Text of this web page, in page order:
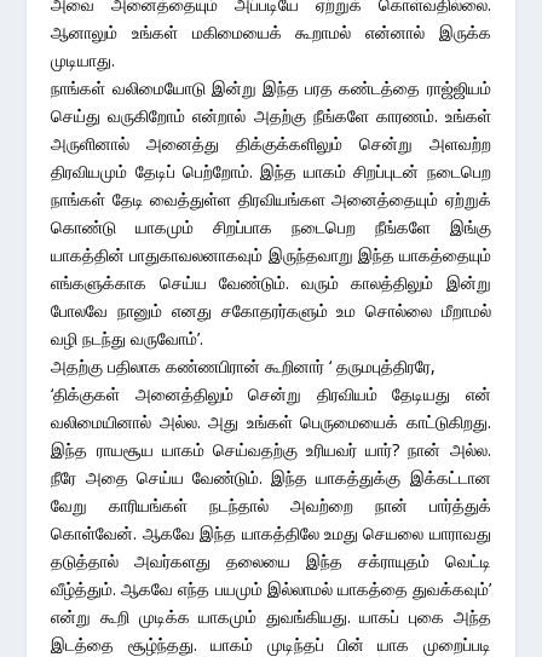
ஆனாலும் உங்கள் மகிமையைக் கூறாமல் என்னால் இருக்க
முடியாது.
நாங்கள் வலிமையோடு இன்று இந்த பரத கண்டத்தை ராஜ்ஜியம்
செய்து வருகிறோம் என்றால் அதற்கு நீங்களே காரணம். உங்கள்
அருளினால் அனைத்து திக்குக்களிலும் சென்று அளவற்ற
திரவியமும் தேடிப் பெற்றோம். இந்த யாகம் சிறப்புடன் நடைபெற
நாங்கள் தேடி வைத்துள்ள திரவியங்கள அனைத்தையும் ஏற்றுக்
கொண்டு யாகமும் சிறப்பாக நடைபெற நீங்களே இங்கு
யாகத்தின் பாதுகாவலனாகவும் இருந்தவாறு இந்த யாகத்தையும்
எங்களுக்காக செய்ய வேண்டும். வரும் காலத்திலும் இன்று
போலவே நானும் எனது சகோதரர்களும் உம சொல்லை மீறாமல்
வழி நடந்து வருவோம்’.
அதற்கு பதிலாக கண்ணபிரான் கூறினார் ‘ தருமபுத்திரரே,
‘திக்குகள் அனைத்திலும் சென்று திரவியம் தேடியது என்
வலிமையினால் அல்ல. அது உங்கள் பெருமையைக் காட்டுகிறது.
இந்த ராயசூய யாகம் செய்வதற்கு உரியவர் யார்? நான் அல்ல.
நீரே அதை செய்ய வேண்டும். இந்த யாகத்துக்கு இக்கட்டான
வேறு காரியங்கள் நடந்தால் அவற்றை நான் பார்த்துக்
கொள்வேன். ஆகவே இந்த யாகத்திலே உமது செயலை யாராவது
தடுத்தால் அவர்களது தலையை இந்த சக்ராயுதம் வெட்டி
வீழ்த்தும். ஆகவே எந்த பயமும் இல்லாமல் யாகத்தை துவக்கவும்’
என்று கூறி முடிக்க யாகமும் துவங்கியது. யாகப் புகை அந்த
இடத்தை சூழ்ந்தது. யாகம் முடிந்தப் பின் யாக முறைப்படி